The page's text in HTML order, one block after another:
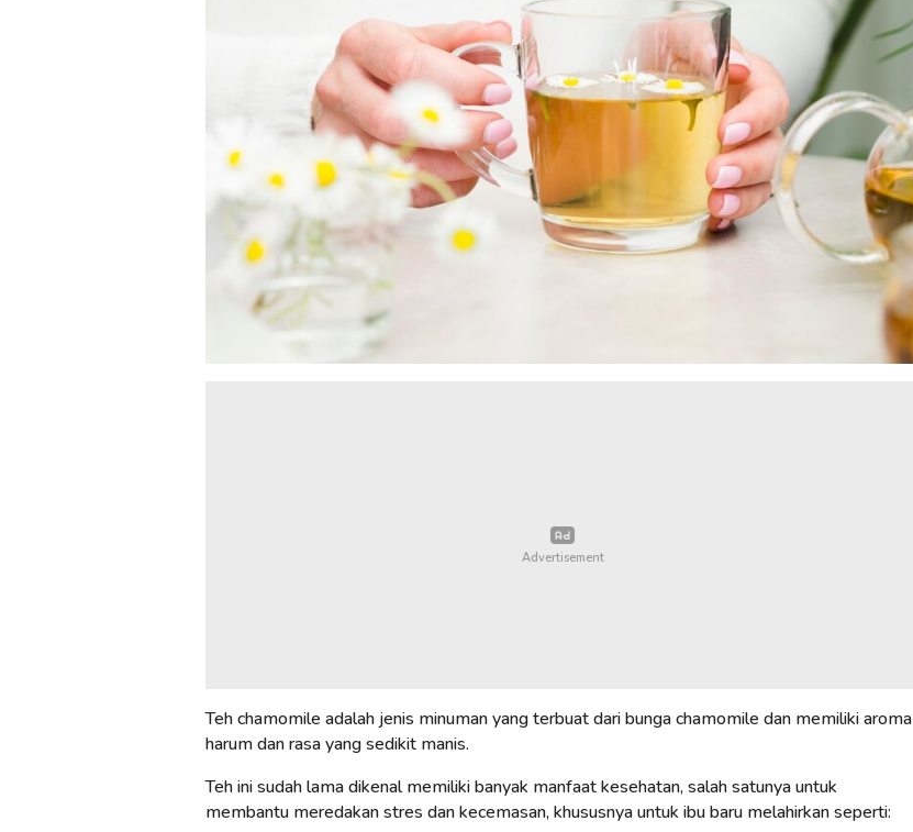
Teh chamomile adalah jenis minuman yang terbuat dari bunga chamomile dan memiliki aroma
harum dan rasa yang sedikit manis.
Teh ini sudah lama dikenal memiliki banyak manfaat kesehatan, salah satunya untuk
membantu meredakan stres dan kecemasan, khususnya untuk ibu baru melahirkan seperti: